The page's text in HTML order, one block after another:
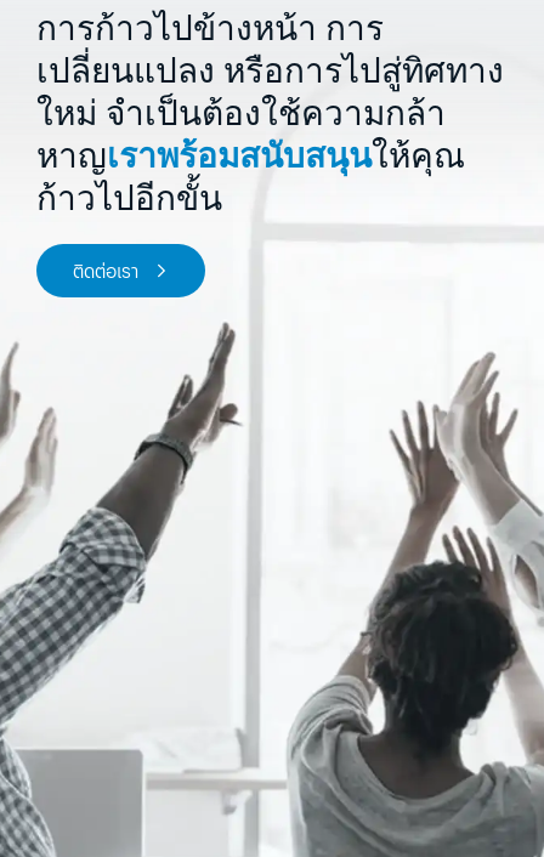
การก้าวไปข้างหน้า การ
เปลี่ยนแปลง หรือการไปสู่ทิศทาง
ใหม่ จำเป็นต้องใช้ความกล้า
หาญเราพร้อมสนับสนุนให้คุณ
ก้าวไปอีกขั้น
ติดต่อเรา